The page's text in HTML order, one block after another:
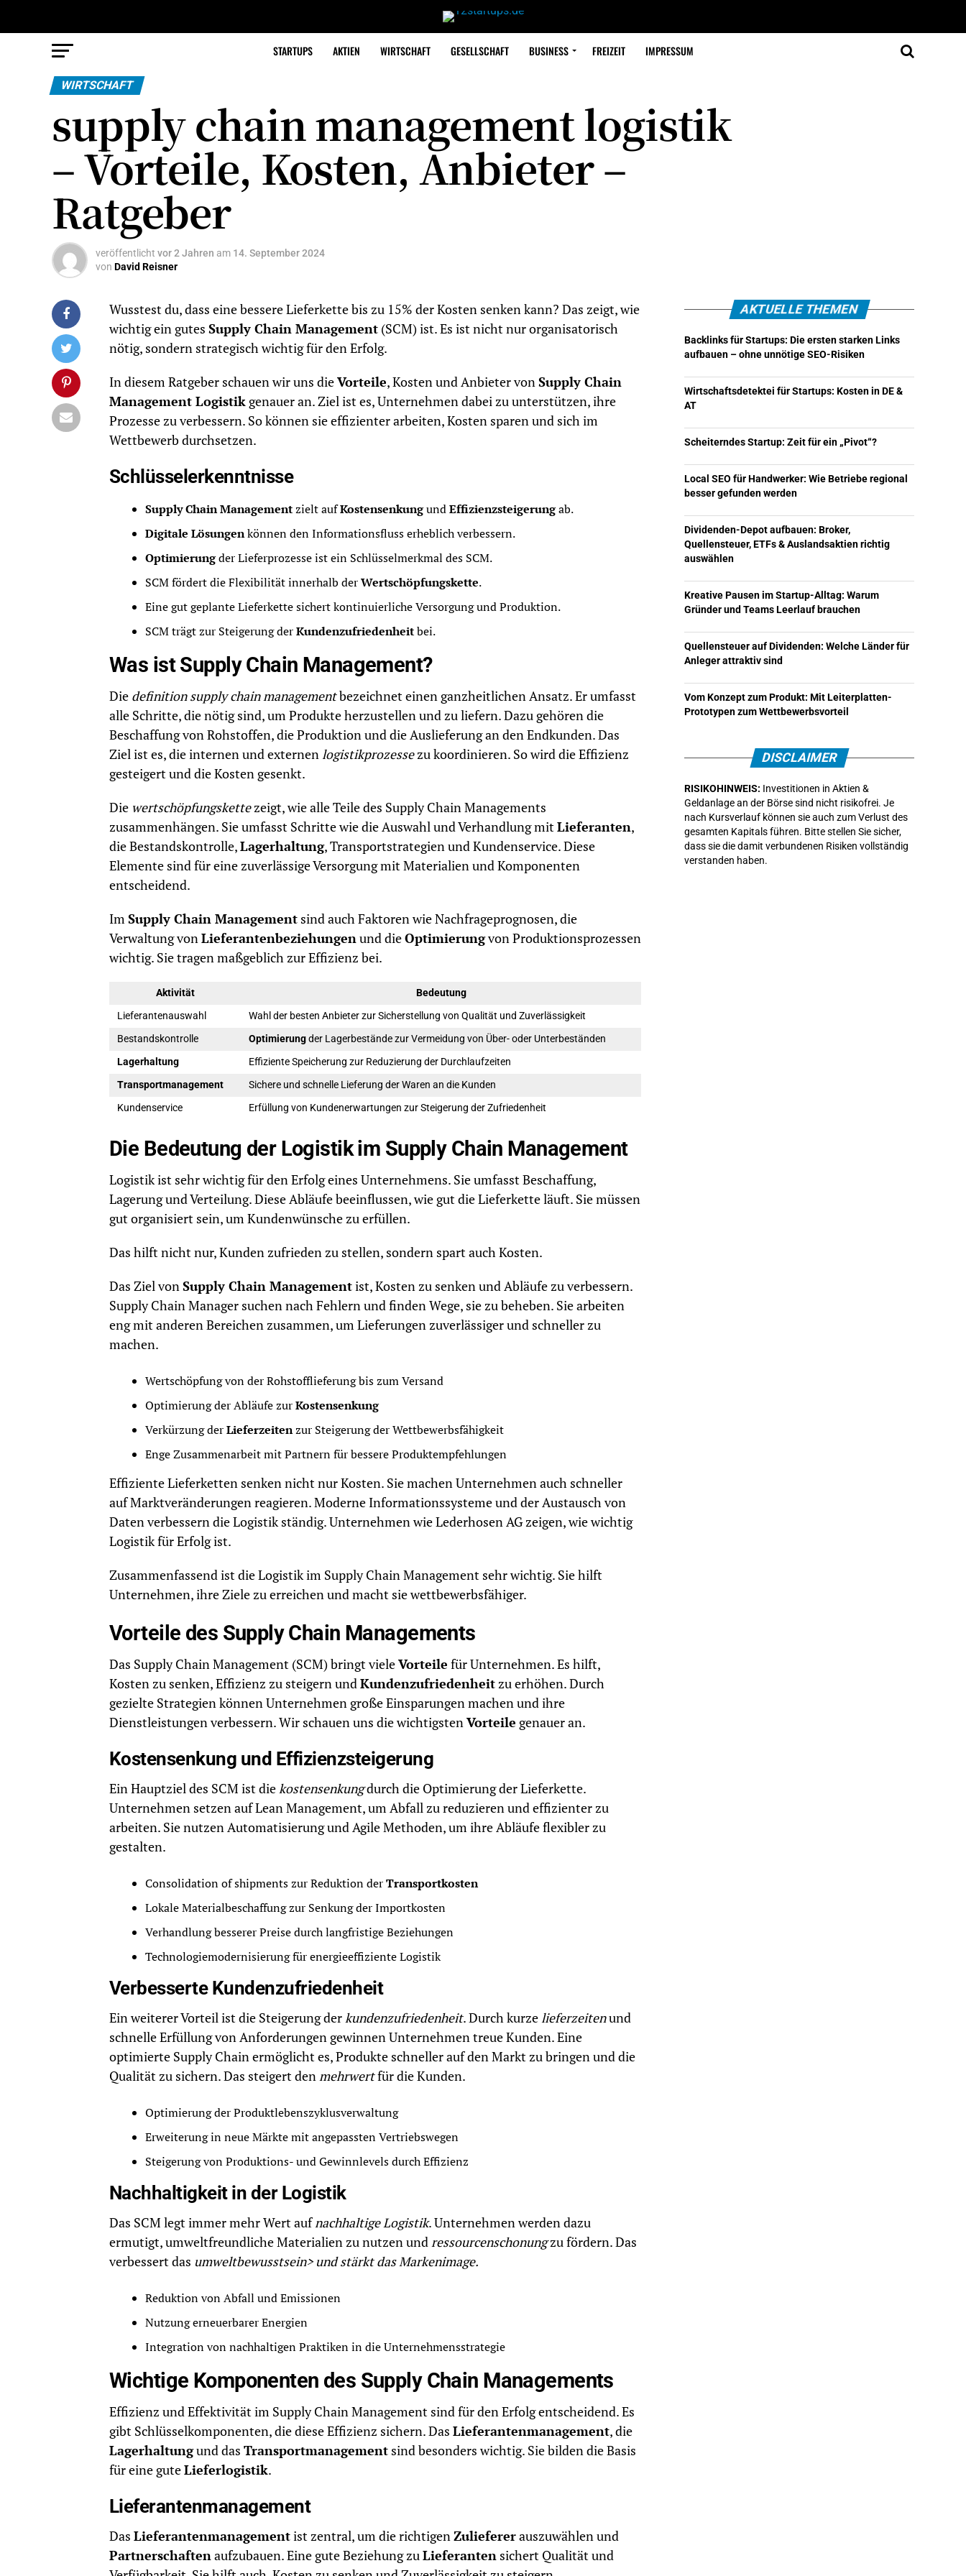
STARTUPS AKTIEN WIRTSCHAFT GESELLSCHAFT BUSINESS FREIZEIT IMPRESSUM
WIRTSCHAFT
supply chain management logistik
– Vorteile, Kosten, Anbieter –
Ratgeber
veröffentlicht vor 2 Jahren am 14. September 2024
von David Reisner
Wusstest du, dass eine bessere Lieferkette bis zu 15% der Kosten senken kann? Das zeigt, wie
wichtig ein gutes Supply Chain Management (SCM) ist. Es ist nicht nur organisatorisch
nötig, sondern strategisch wichtig für den Erfolg.
In diesem Ratgeber schauen wir uns dieVorteile, Kosten und Anbieter vonSupply Chain
Management Logistik genauer an. Ziel ist es, Unternehmen dabei zu unterstützen, ihre
Prozesse zu verbessern. So können sie effizienter arbeiten, Kosten sparen und sich im
Wettbewerb durchsetzen.
Schlüsselerkenntnisse
Supply Chain Managementzielt aufKostensenkungundEffizienzsteigerungab.
Digitale Lösungenkönnen den Informationsfluss erheblich verbessern.
Optimierungder Lieferprozesse ist ein Schlüsselmerkmal des SCM.
SCM fördert die Flexibilität innerhalb derWertschöpfungskette.
Eine gut geplante Lieferkette sichert kontinuierliche Versorgung und Produktion.
SCM trägt zur Steigerung derKundenzufriedenheitbei.
Was ist Supply Chain Management?
Die definition supply chain managementbezeichnet einen ganzheitlichen Ansatz. Er umfasst
alle Schritte, die nötig sind, um Produkte herzustellen und zu liefern. Dazu gehören die
Beschaffung von Rohstoffen, die Produktion und die Auslieferung an den Endkunden. Das
Ziel ist es, die internen und externenlogistikprozessezu koordinieren. So wird die Effizienz
gesteigert und die Kosten gesenkt.
Die wertschöpfungskettezeigt, wie alle Teile des Supply Chain Managements
zusammenhängen. Sie umfasst Schritte wie die Auswahl und Verhandlung mitLieferanten,
die Bestandskontrolle,Lagerhaltung, Transportstrategien und Kundenservice. Diese
Elemente sind für eine zuverlässige Versorgung mit Materialien und Komponenten
entscheidend.
ImSupply Chain Management sind auch Faktoren wie Nachfrageprognosen, die
Verwaltung vonLieferantenbeziehungenund dieOptimierungvon Produktionsprozessen
wichtig. Sie tragen maßgeblich zur Effizienz bei.
Aktivität
Bedeutung
Lieferantenauswahl
Wahl der besten Anbieter zur Sicherstellung von Qualität und Zuverlässigkeit
Bestandskontrolle
Optimierungder Lagerbestände zur Vermeidung von Über- oder Unterbeständen
Lagerhaltung
Effiziente Speicherung zur Reduzierung der Durchlaufzeiten
Transportmanagement
Sichere und schnelle Lieferung der Waren an die Kunden
Kundenservice
Erfüllung von Kundenerwartungen zur Steigerung der Zufriedenheit
Die Bedeutung der Logistik im Supply Chain Management
Logistik ist sehr wichtig für den Erfolg eines Unternehmens. Sie umfasst Beschaffung,
Lagerung und Verteilung. Diese Abläufe beeinflussen, wie gut die Lieferkette läuft. Sie müssen
gut organisiert sein, um Kundenwünsche zu erfüllen.
Das hilft nicht nur, Kunden zufrieden zu stellen, sondern spart auch Kosten.
Das Ziel vonSupply Chain Managementist, Kosten zu senken und Abläufe zu verbessern.
Supply Chain Manager suchen nach Fehlern und finden Wege, sie zu beheben. Sie arbeiten
eng mit anderen Bereichen zusammen, um Lieferungen zuverlässiger und schneller zu
machen.
Wertschöpfung von der Rohstofflieferung bis zum Versand
Optimierung der Abläufe zurKostensenkung
Verkürzung derLieferzeitenzur Steigerung der Wettbewerbsfähigkeit
Enge Zusammenarbeit mit Partnern für bessere Produktempfehlungen
Effiziente Lieferketten senken nicht nur Kosten. Sie machen Unternehmen auch schneller
auf Marktveränderungen reagieren. Moderne Informationssysteme und der Austausch von
Daten verbessern die Logistik ständig. Unternehmen wie Lederhosen AG zeigen, wie wichtig
Logistik für Erfolg ist.
Zusammenfassend ist die Logistik im Supply Chain Management sehr wichtig. Sie hilft
Unternehmen, ihre Ziele zu erreichen und macht sie wettbewerbsfähiger.
Vorteile des Supply Chain Managements
Das Supply Chain Management (SCM) bringt vieleVorteile für Unternehmen. Es hilft,
Kosten zu senken, Effizienz zu steigern undKundenzufriedenheitzu erhöhen. Durch
gezielte Strategien können Unternehmen große Einsparungen machen und ihre
Dienstleistungen verbessern. Wir schauen uns die wichtigstenVorteile genauer an.
Kostensenkung und Effizienzsteigerung
Ein Hauptziel des SCM ist diekostensenkungdurch die Optimierung der Lieferkette.
Unternehmen setzen auf Lean Management, um Abfall zu reduzieren und effizienter zu
arbeiten. Sie nutzen Automatisierung und Agile Methoden, um ihre Abläufe flexibler zu
gestalten.
Consolidation of shipments zur Reduktion derTransportkosten
Lokale Materialbeschaffung zur Senkung der Importkosten
Verhandlung besserer Preise durch langfristige Beziehungen
Technologiemodernisierung für energieeffiziente Logistik
Verbesserte Kundenzufriedenheit
Ein weiterer Vorteil ist die Steigerung derkundenzufriedenheit. Durch kurzelieferzeitenund
schnelle Erfüllung von Anforderungen gewinnen Unternehmen treue Kunden. Eine
optimierte Supply Chain ermöglicht es, Produkte schneller auf den Markt zu bringen und die
Qualität zu sichern. Das steigert denmehrwertfür die Kunden.
Optimierung der Produktlebenszyklusverwaltung
Erweiterung in neue Märkte mit angepassten Vertriebswegen
Steigerung von Produktions- und Gewinnlevels durch Effizienz
Nachhaltigkeit in der Logistik
Das SCM legt immer mehr Wert aufnachhaltige Logistik. Unternehmen werden dazu
ermutigt, umweltfreundliche Materialien zu nutzen undressourcenschonungzu fördern. Das
verbessert das umweltbewusstsein> und stärkt das Markenimage.
Reduktion von Abfall und Emissionen
Nutzung erneuerbarer Energien
Integration von nachhaltigen Praktiken in die Unternehmensstrategie
Wichtige Komponenten des Supply Chain Managements
Effizienz und Effektivität im Supply Chain Management sind für den Erfolg entscheidend. Es
gibt Schlüsselkomponenten, die diese Effizienz sichern. Das Lieferantenmanagement, die
Lagerhaltungund das Transportmanagement sind besonders wichtig. Sie bilden die Basis
für eine guteLieferlogistik.
Lieferantenmanagement
Das Lieferantenmanagementist zentral, um die richtigenZuliefererauszuwählen und
Partnerschaftenaufzubauen. Eine gute Beziehung zuLieferanten sichert Qualität und
AKTUELLE THEMEN
Backlinks für Startups: Die ersten starken Links
aufbauen – ohne unnötige SEO-Risiken
Wirtschaftsdetektei für Startups: Kosten in DE &
AT
Scheiterndes Startup: Zeit für ein „Pivot“?
Local SEO für Handwerker: Wie Betriebe regional
besser gefunden werden
Dividenden-Depot aufbauen: Broker,
Quellensteuer, ETFs & Auslandsaktien richtig
auswählen
Kreative Pausen im Startup-Alltag: Warum
Gründer und Teams Leerlauf brauchen
Quellensteuer auf Dividenden: Welche Länder für
Anleger attraktiv sind
Vom Konzept zum Produkt: Mit Leiterplatten-
Prototypen zum Wettbewerbsvorteil
DISCLAIMER
RISIKOHINWEIS: Investitionen in Aktien &
Geldanlage an der Börse sind nicht risikofrei. Je
nach Kursverlauf können sie auch zum Verlust des
gesamten Kapitals führen. Bitte stellen Sie sicher,
dass sie die damit verbundenen Risiken vollständig
verstanden haben.